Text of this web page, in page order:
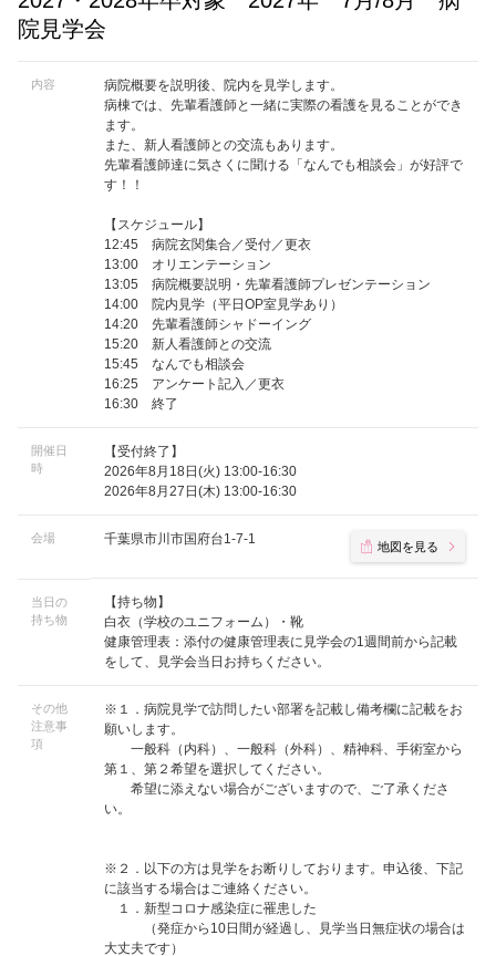
院見学会
内容
病院概要を説明後、院内を見学します。
病棟では、先輩看護師と一緒に実際の看護を見ることができ
ます。
また、新人看護師との交流もあります。
先輩看護師達に気さくに聞ける「なんでも相談会」が好評で
す！！
【スケジュール】
12:45 病院玄関集合／受付／更衣
13:00 オリエンテーション
13:05 病院概要説明・先輩看護師プレゼンテーション
14:00 院内見学（平日OP室見学あり）
14:20 先輩看護師シャドーイング
15:20 新人看護師との交流
15:45 なんでも相談会
16:25 アンケート記入／更衣
16:30 終了
開催日
時
【受付終了】
2026年8月18日(火) 13:00-16:30
2026年8月27日(木) 13:00-16:30
会場 千葉県市川市国府台1-7-1 地図を見る
当日の
持ち物
【持ち物】
白衣（学校のユニフォーム）・靴
健康管理表：添付の健康管理表に見学会の1週間前から記載
をして、見学会当日お持ちください。
その他
注意事
項
※１．病院見学で訪問したい部署を記載し備考欄に記載をお
願いします。
一般科（内科）、一般科（外科）、精神科、手術室から
第１、第２希望を選択してください。
希望に添えない場合がございますので、ご了承くださ
い。
※２．以下の方は見学をお断りしております。申込後、下記
に該当する場合はご連絡ください。
１．新型コロナ感染症に罹患した
（発症から10日間が経過し、見学当日無症状の場合は
大丈夫です）